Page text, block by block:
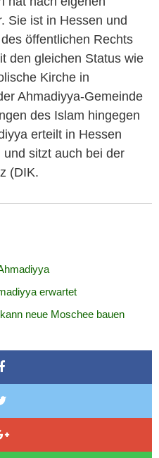
Sie ist in Hessen und
öffentlichen Rechts
den gleichen Status wie
Kirche in
Ahmadiyya-Gemeinde
des Islam hingegen
erteilt in Hessen
sitzt auch bei der
(DIK.
erwartet
neue Moschee bauen